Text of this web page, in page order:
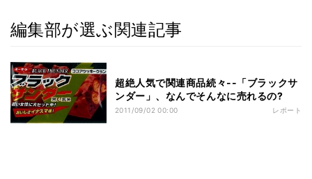
編集部が選ぶ関連記事
超絶人気で関連商品続々--「ブラックサ
ンダー」、なんでそんなに売れるの?
2011/09/02 00:00 レポート